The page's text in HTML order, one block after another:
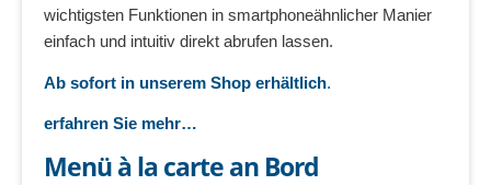
wichtigsten Funktionen in smartphoneähnlicher Manier
einfach und intuitiv direkt abrufen lassen.
Ab sofort in unserem Shop erhältlich.
erfahren Sie mehr…
Menü à la carte an Bord